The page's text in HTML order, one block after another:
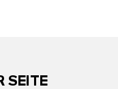
SEITE